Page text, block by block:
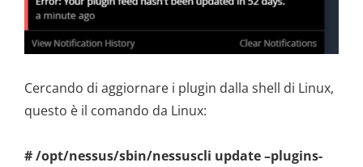
Cercando di aggiornare i plugin dalla shell di Linux,
questo è il comando da Linux:
# /opt/nessus/sbin/nessuscli update –plugins-